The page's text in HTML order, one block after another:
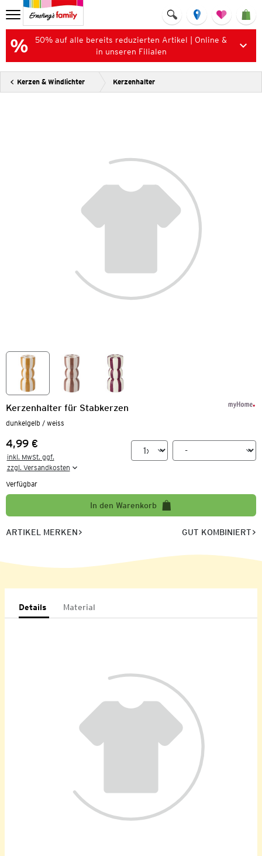
50% auf alle bereits reduzierten Artikel | Online &
in unseren Filialen
Kerzen & Windlichter Kerzenhalter
Kerzenhalter für Stabkerzen
dunkelgelb / weiss
Preis:
4,99 €
inkl. MwSt. ggf.
zzgl. Versandkosten
Verfügbar
In den Warenkorb
ARTIKEL MERKEN GUT KOMBINIERT
Details Material